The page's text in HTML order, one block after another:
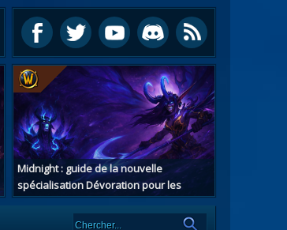
Midnight : guide de la nouvelle
spécialisation Dévoration pour les
chasseurs de démons